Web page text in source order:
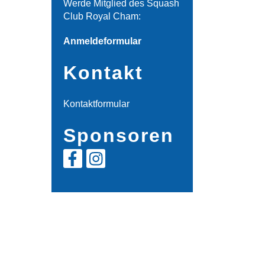
Werde Mitglied des Squash
Club Royal Cham:
Anmeldeformular
Kontakt
Kontaktformular
Sponsoren